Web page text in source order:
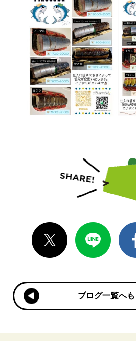
ブログ一覧へ
ブログ一覧へ